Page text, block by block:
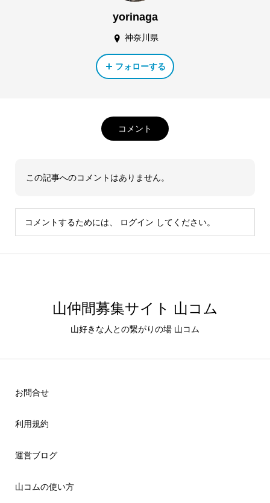
yorinaga
神奈川県
フォローする
コメント
この記事へのコメントはありません。
コメントするためには、 ログイン してください。
山仲間募集サイト 山コム
山好きな人との繋がりの場 山コム
お問合せ
利用規約
運営ブログ
山コムの使い方